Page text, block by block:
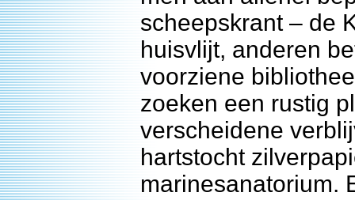
scheepskrant – de
huisvlijt, anderen
voorziene
zoeken een rustig
verscheidene
hartstocht
marinesanatorium.